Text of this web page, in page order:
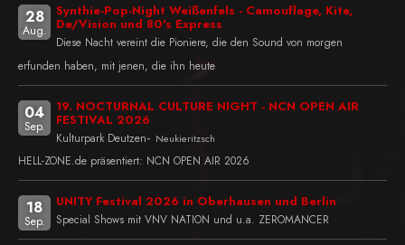
28
Aug.
Synthie-Pop-Night Weißenfels - Camouflage, Kite,
De/Vision und 80's Express
Diese Nacht vereint die Pioniere, die den Sound von morgen
erfunden haben, mit jenen, die ihn heute
04
Sep.
19. NOCTURNAL CULTURE NIGHT - NCN OPEN AIR
FESTIVAL 2026
Kulturpark Deutzen- Neukieritzsch
HELL-ZONE.de präsentiert: NCN OPEN AIR 2026
18
Sep.
UNITY Festival 2026 in Oberhausen und Berlin
Special Shows mit VNV NATION und u.a. ZEROMANCER